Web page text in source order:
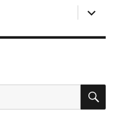
laienda